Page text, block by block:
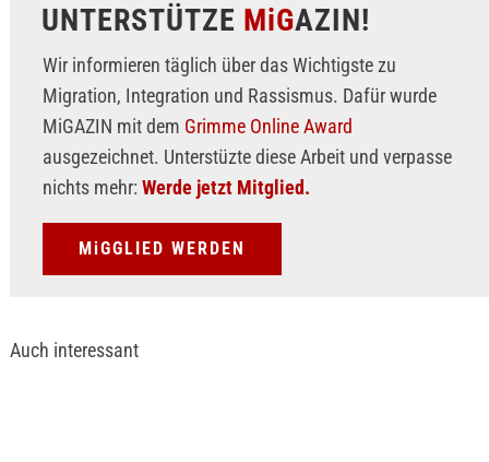
UNTERSTÜTZE MiGAZIN!
Wir informieren täglich über das Wichtigste zu
Migration, Integration und Rassismus. Dafür wurde
MiGAZIN mit dem Grimme Online Award
ausgezeichnet. Unterstüzte diese Arbeit und verpasse
nichts mehr: Werde jetzt Mitglied.
MiGGLIED WERDEN
Auch interessant